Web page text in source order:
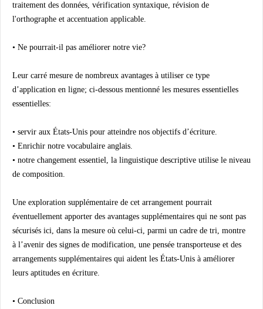
traitement des données, vérification syntaxique, révision de
l'orthographe et accentuation applicable.
• Ne pourrait-il pas améliorer notre vie?
Leur carré mesure de nombreux avantages à utiliser ce type
d’application en ligne; ci-dessous mentionné les mesures essentielles
essentielles:
• servir aux États-Unis pour atteindre nos objectifs d’écriture.
• Enrichir notre vocabulaire anglais.
• notre changement essentiel, la linguistique descriptive utilise le niveau
de composition.
Une exploration supplémentaire de cet arrangement pourrait
éventuellement apporter des avantages supplémentaires qui ne sont pas
sécurisés ici, dans la mesure où celui-ci, parmi un cadre de tri, montre
à l’avenir des signes de modification, une pensée transporteuse et des
arrangements supplémentaires qui aident les États-Unis à améliorer
leurs aptitudes en écriture.
• Conclusion